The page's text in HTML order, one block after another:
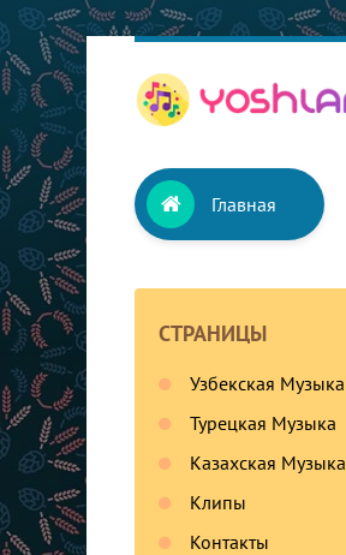
Главная
СТРАНИЦЫ
Узбекская Музыка
Турецкая Музыка
Казахская Музыка
Клипы
Контакты